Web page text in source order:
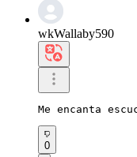
wkWallaby590
Me encanta
0